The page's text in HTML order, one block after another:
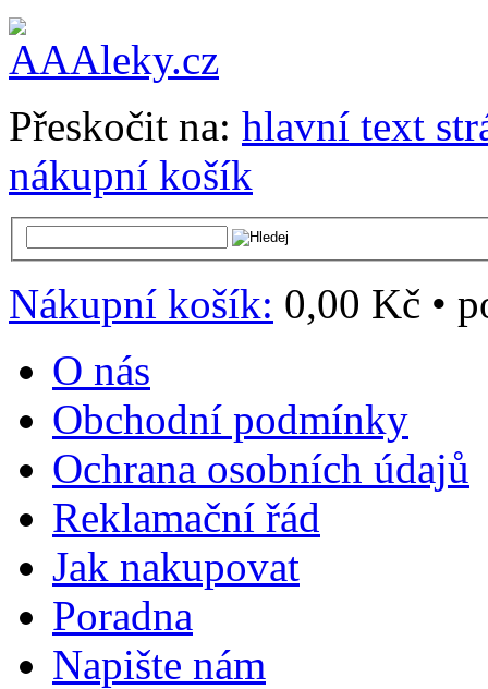
Přeskočit na: hlavní text
nákupní košík
Nákupní košík: 0,00 Kč •
O nás
Obchodní podmínky
Ochrana osobních údajů
Reklamační řád
Jak nakupovat
Poradna
Napište nám